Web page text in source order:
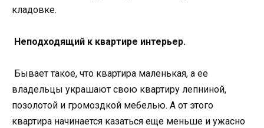
кладовке.
Неподходящий к квартире интерьер.
Бывает такое, что квартира маленькая, а ее
владельцы украшают свою квартиру лепниной,
позолотой и громоздкой мебелью. А от этого
квартира начинается казаться еще меньше и ужасно